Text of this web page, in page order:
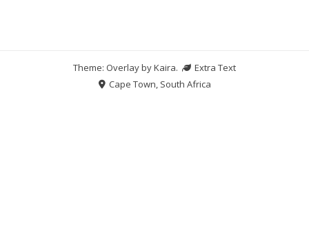
Theme: Overlay byKaira.
Extra Text
Cape Town, South Africa